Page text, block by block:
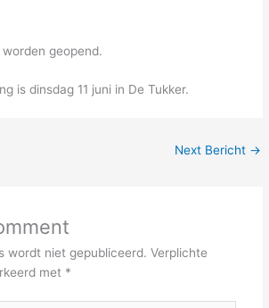
worden geopend.
is dinsdag 11 juni in De Tukker.
Next Bericht →
wordt niet gepubliceerd. Verplichte
met *